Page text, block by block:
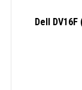
Dell